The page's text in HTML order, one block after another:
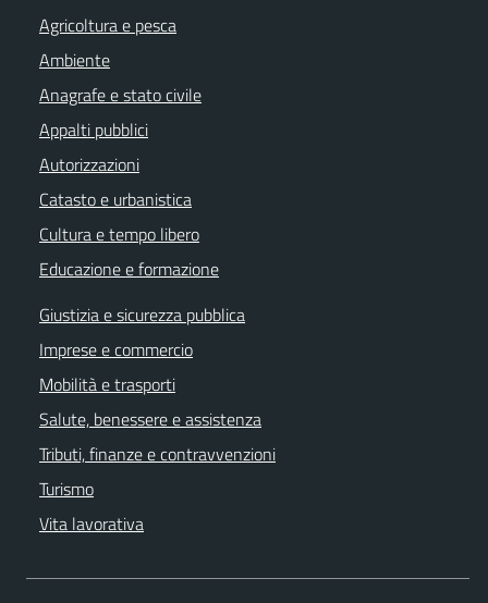
Agricoltura e pesca
Ambiente
Anagrafe e stato civile
Appalti pubblici
Autorizzazioni
Catasto e urbanistica
Cultura e tempo libero
Educazione e formazione
Giustizia e sicurezza pubblica
Imprese e commercio
Mobilità e trasporti
Salute, benessere e assistenza
Tributi, finanze e contravvenzioni
Turismo
Vita lavorativa